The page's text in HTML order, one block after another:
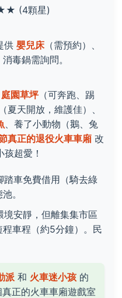
(4顆星)
供 嬰兒床（需預約）、
消毒鍋需詢問。
庭園草坪（可奔跑、踢
夏天開放，維護佳）、
、養了小動物（鵝、兔
真正的退役火車車廂 改
超愛！
踏車免費借用（騎去綠
。
境安靜，但離集集市區
車程（約5分鐘）。民
派 和 火車迷小孩 的
真正的火車車廂遊戲室